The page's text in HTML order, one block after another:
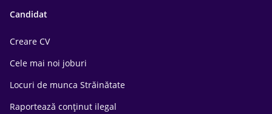
Candidat
Creare CV
Cele mai noi joburi
Locuri de munca Străinătate
Raportează conținut ilegal